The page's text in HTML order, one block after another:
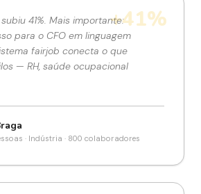
+41%
41%. Mais importante:
para o CFO em linguagem
fairjob conecta o que
— RH, saúde ocupacional
· Indústria · 800 colaboradores